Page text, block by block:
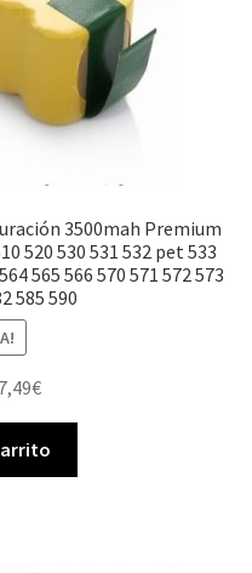
3500mah Premium
520 530 531 532 pet 533
565 566 570 571 572 573
585 590
€El
actual
es: